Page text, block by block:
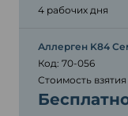
4 рабочих дня
Аллерген K84
Код: 70-056
Стоимость